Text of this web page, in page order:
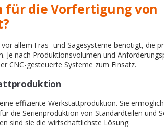
für die Vorfertigung von
allem Fräs- und Sägesysteme benötigt, die
Je nach Produktionsvolumen und
CNC-gesteuerte Systeme zum Einsatz.
effiziente Werkstattproduktion. Sie
die Serienproduktion von Standardteilen und
sind sie die wirtschaftlichste Lösung.